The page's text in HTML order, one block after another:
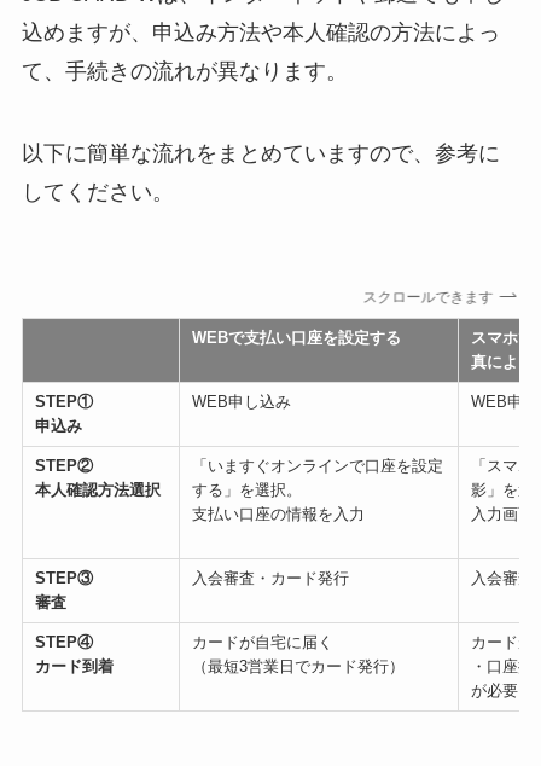
込めますが、申込み方法や本人確認の方法によっ
て、手続きの流れが異なります。
以下に簡単な流れをまとめていますので、参考に
してください。
スクロールできます
WEBで支払い口座を設定する
スマホで
真による
STEP①
申込み
WEB申し込み WEB申
STEP②
本人確認方法選択
「いますぐオンラインで口座を設定
する」を選択。
支払い口座の情報を入力
「スマ
影」を選
入力画面
STEP③
審査
入会審査・カード発行 入会審査
STEP④
カード到着
カードが自宅に届く
（最短3営業日でカード発行）
カードが
・口座
が必要